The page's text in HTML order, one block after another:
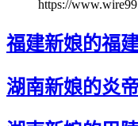
https://
福建新娘的福
湖南新娘的炎